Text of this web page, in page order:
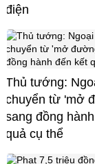
điện
Thủ tướng:
chuyển từ 'mở
sang đồng
quả cụ thể